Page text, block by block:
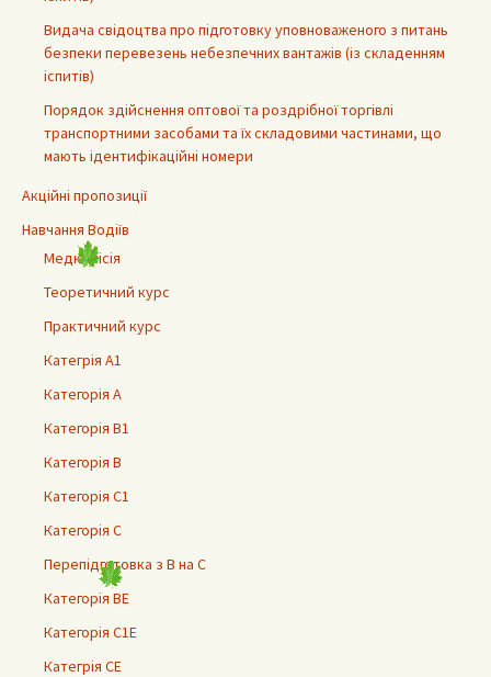
Видача свідоцтва про підготовку уповноваженого з питань
безпеки перевезень небезпечних вантажів (із складенням
іспитів)
Порядок здійснення оптової та роздрібної торгівлі
транспортними засобами та їх складовими частинами, що
мають ідентифікаційні номери
Акційні пропозиції
Навчання Водіїв
Медкомісія
Теоретичний курс
Практичний курс
Категрія А1
Категорія А
Категорія В1
Категорія В
Категорія С1
Категорія С
Перепідготовка з В на С
Категорія ВЕ
Категорія С1Е
Категрія СЕ